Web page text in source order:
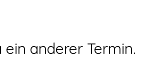
anderer Termin.